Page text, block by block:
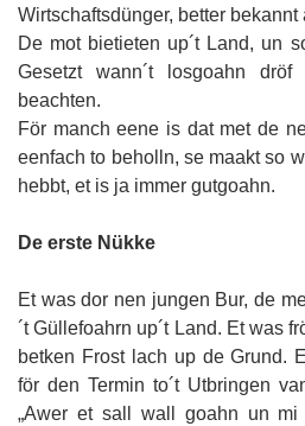
Wirtschaftsdünger, better bekannt
De mot bietieten up´t Land, un
Gesetzt wann´t losgoahn
beachten.
För manch eene is dat met de
eenfach to beholln, se maakt so
hebbt, et is ja immer gutgoahn.
De erste Nükke
Et was dor nen jungen Bur, de
´t Güllefoahrn up´t Land. Et was
betken Frost lach up de Grund.
för den Termin to´t Utbringen
„Awer et sall wall goahn un mi